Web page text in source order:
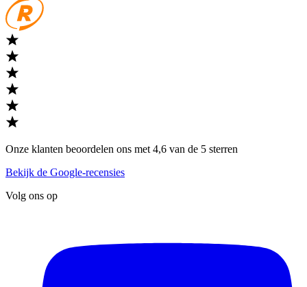
Onze klanten beoordelen ons met 4,6 van de 5 sterren
Bekijk de Google-recensies
Volg ons op